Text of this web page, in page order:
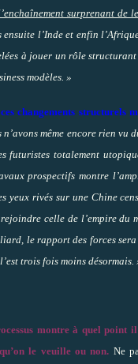
surprenant de
l’Inde et enfin
à jouer un rôle
modèles. »
changements structurels
même encore rien vu
futuristes totalement
prospectifs montre
yeux rivés sur une Chine
celle de l’empire
le rapport des forces
trois fois moins désormais.
montre à quel point
le veuille ou non. Ne